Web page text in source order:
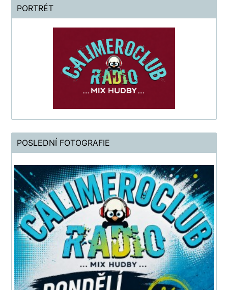
PORTRÉT
POSLEDNÍ FOTOGRAFIE